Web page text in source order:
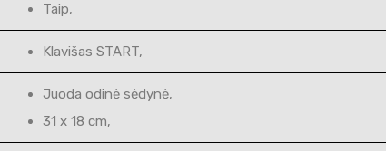
Taip,
Klavišas START,
Juoda odinė sėdynė,
31 x 18 cm,